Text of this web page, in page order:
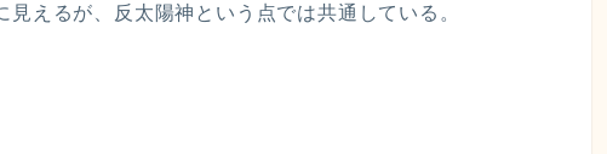
えるが、反太陽神という点では共通している。